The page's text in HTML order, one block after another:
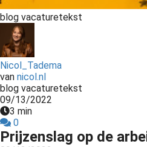
blog vacaturetekst
Nicol_Tadema
van nicol.nl
blog vacaturetekst
09/13/2022
3 min
0
Prijzenslag op de
kan de
niet
worden
om
te